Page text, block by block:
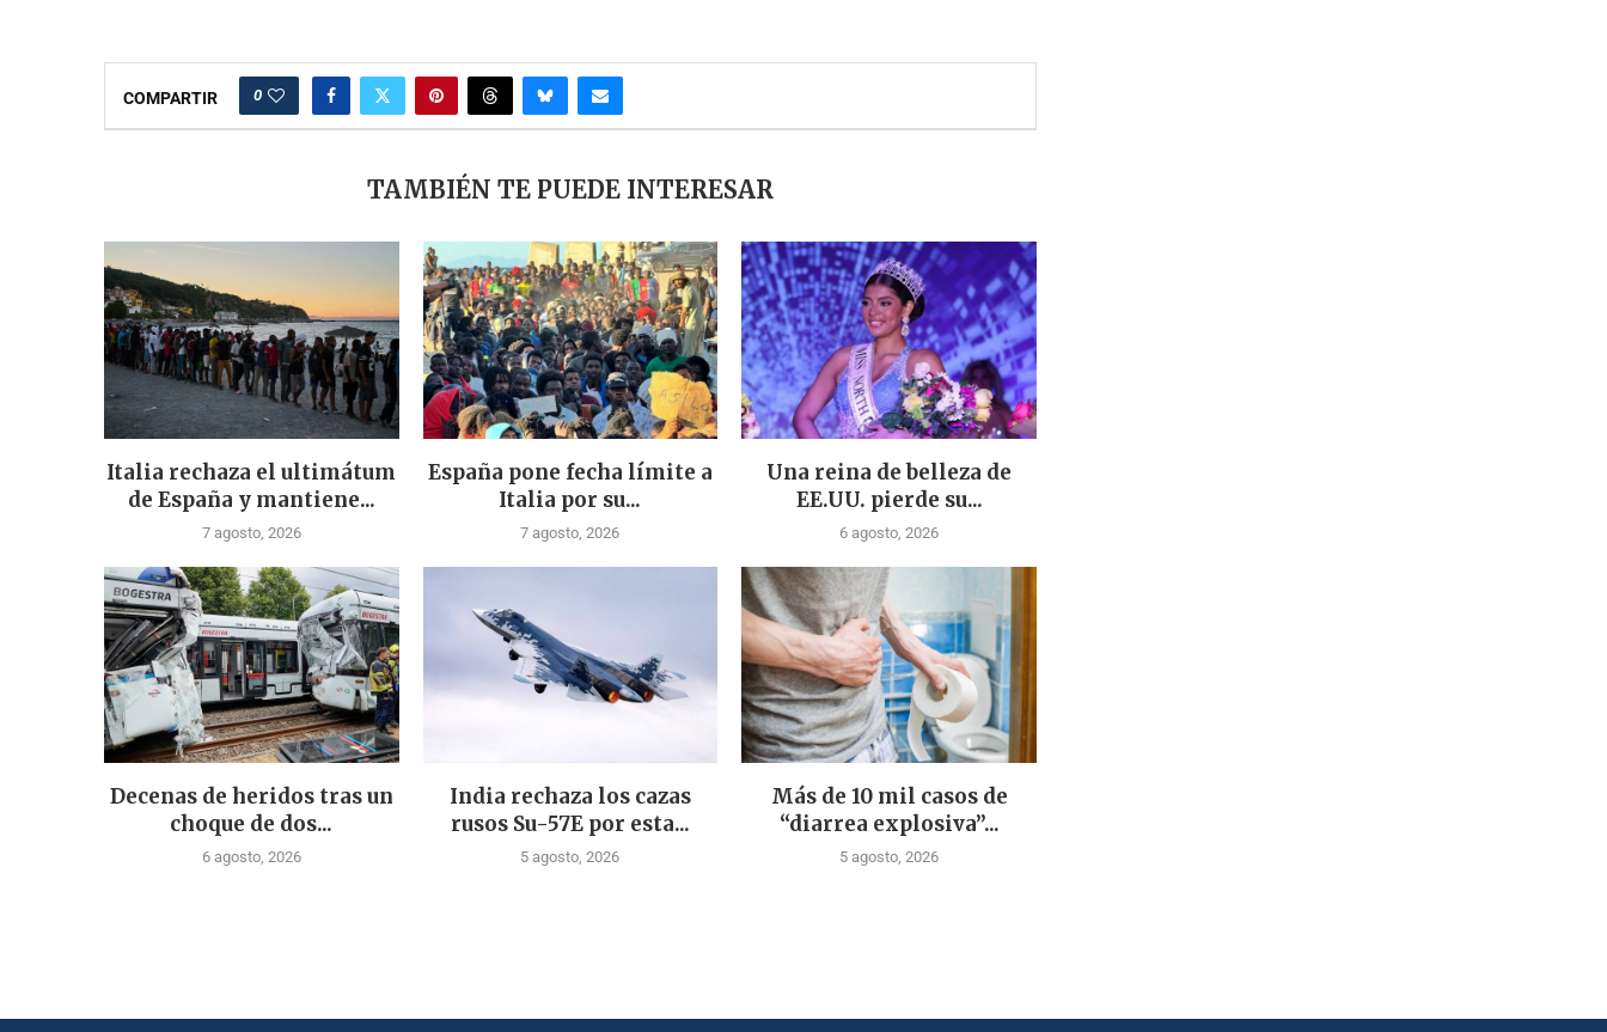
COMPARTIR 0
TAMBIÉN TE PUEDE INTERESAR
Italia rechaza el ultimátum
de España y mantiene...
7 agosto, 2026
España pone fecha límite a
Italia por su...
7 agosto, 2026
Una reina de belleza de
EE.UU. pierde su...
6 agosto, 2026
Decenas de heridos tras un
choque de dos...
6 agosto, 2026
India rechaza los cazas
rusos Su-57E por esta...
5 agosto, 2026
Más de 10 mil casos de
“diarrea explosiva”...
5 agosto, 2026